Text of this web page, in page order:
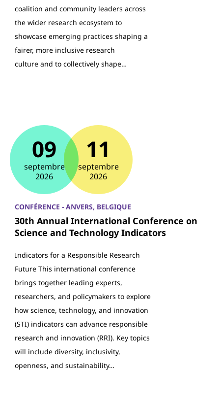
coalition and community leaders across
the wider research ecosystem to
showcase emerging practices shaping a
fairer, more inclusive research
culture and to collectively shape…
09
septembre
2026
11
septembre
2026
CONFÉRENCE - ANVERS, BELGIQUE
30th Annual International Conference on
Science and Technology Indicators
Indicators for a Responsible Research
Future This international conference
brings together leading experts,
researchers, and policymakers to explore
how science, technology, and innovation
(STI) indicators can advance responsible
research and innovation (RRI). Key topics
will include diversity, inclusivity,
openness, and sustainability…